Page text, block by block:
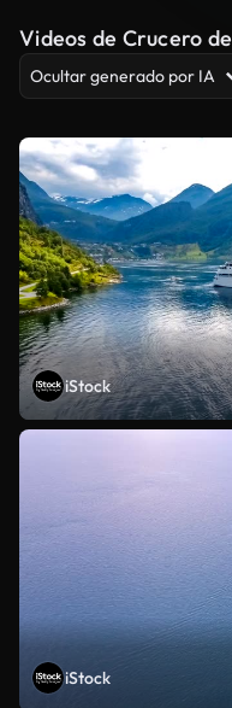
Videos de Crucero
Ocultar generado por IA
iStock
iStock